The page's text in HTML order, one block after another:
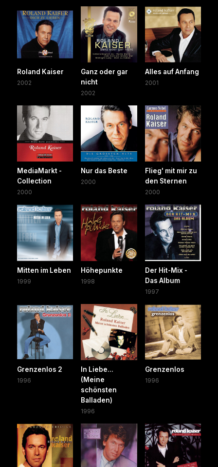
Roland Kaiser
2002
Ganz oder gar
nicht
2002
Alles auf Anfang
2001
MediaMarkt -
Collection
2000
Nur das Beste
2000
Flieg' mit mir zu
den Sternen
2000
Mitten im Leben
1999
Höhepunkte
1998
Der Hit-Mix -
Das Album
1997
Grenzenlos 2
1996
In Liebe...
(Meine
schönsten
Balladen)
1996
Grenzenlos
1996